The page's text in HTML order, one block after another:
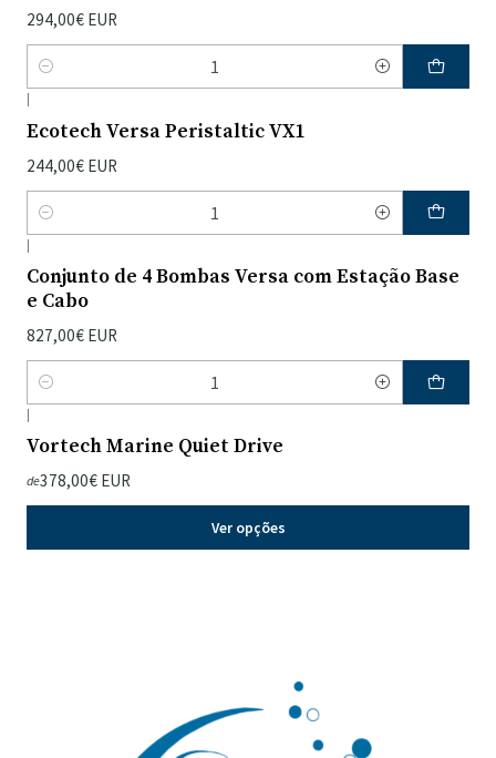
294,00€ EUR
Quantidade
|
Ecotech Versa Peristaltic VX1
244,00€ EUR
Quantidade
|
Conjunto de 4 Bombas Versa com Estação Base
e Cabo
827,00€ EUR
Quantidade
|
Vortech Marine Quiet Drive
de378,00€ EUR
Ver opções